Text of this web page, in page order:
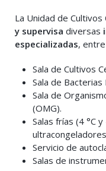
La Unidad de
y supervisa diversas
especializadas,
Sala de Cultivos
Sala de Bacterias
Sala de
(OMG).
Salas frías (4 °C
Servicio de
Salas de